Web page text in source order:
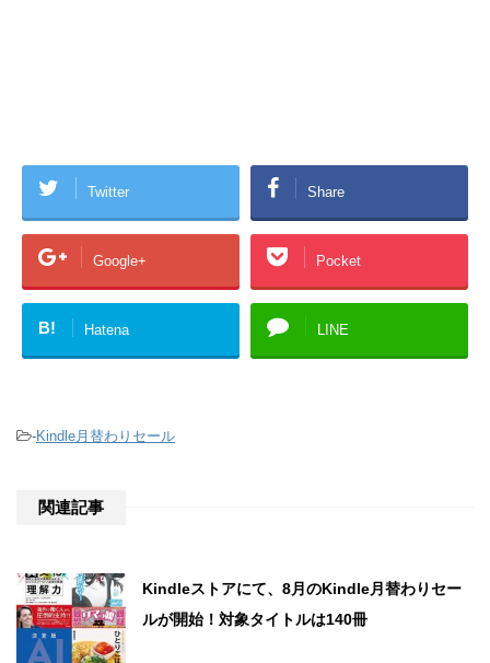
Twitter Share
Google+ Pocket
B! Hatena LINE
-Kindle月替わりセール
関連記事
Kindleストアにて、8月のKindle月替わりセー
ルが開始！対象タイトルは140冊